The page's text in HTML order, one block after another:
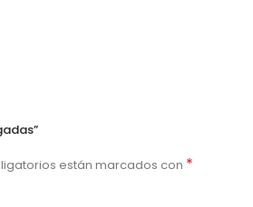
están marcados con *